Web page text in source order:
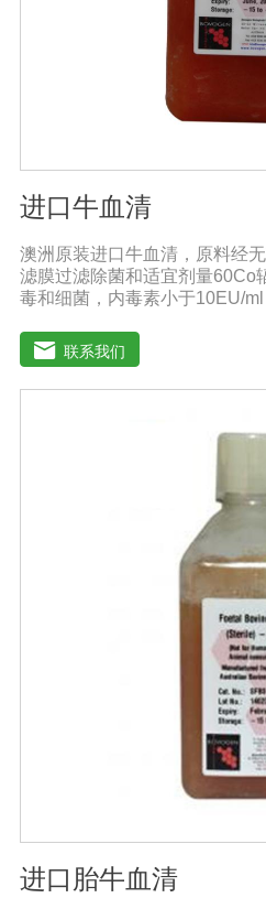
进口牛血清
澳洲原装进口牛血清，原料经
滤膜过滤除菌和适宜剂量60Co
毒和细菌，内毒素小于10EU/
官的分离、培养及单克隆抗体
产。质量标准：符合《中华人
欧洲药典、美国药典质量标准
步解冻法（ -20℃→2-8℃→ 室
联系我们
进口胎牛血清